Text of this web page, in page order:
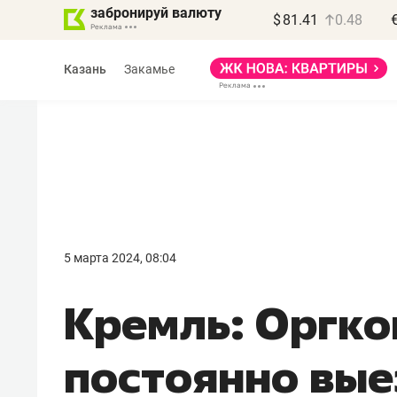
забронируй валюту $ 81.41 0.48
Казань Закамье
5 марта 2024, 08:04
Кремль:
постоянно
правил, бизнес может
потерять минимум